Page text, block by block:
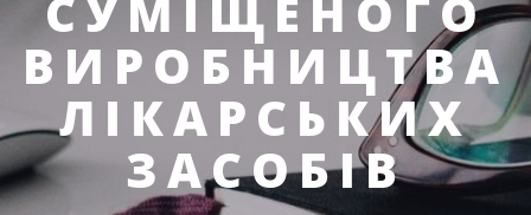
СУМІЩЕНОГО
ВИРОБНИЦТВА
ЛІКАРСЬКИХ
ЗАСОБІВ